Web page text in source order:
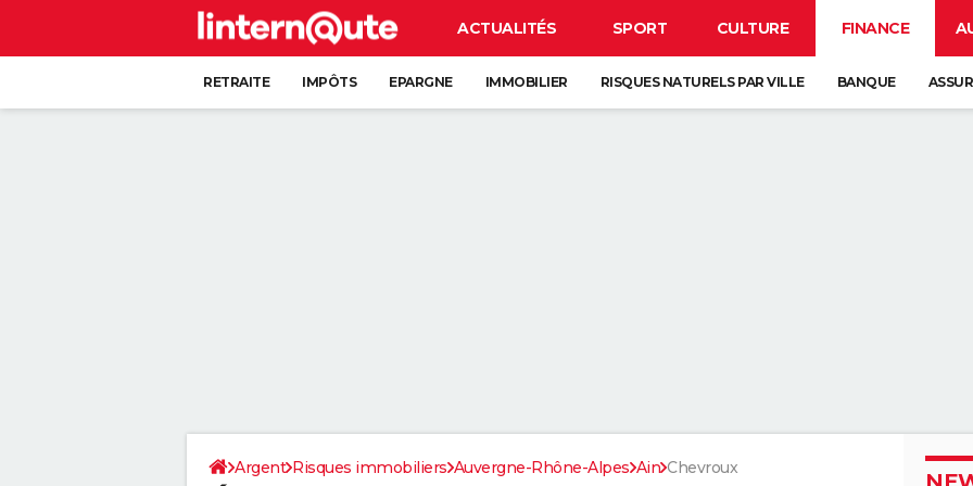
ACTUALITÉS SPORT CULTURE FINANCE
RETRAITE IMPÔTS EPARGNE IMMOBILIER RISQUES NATURELS PAR VILLE BANQUE
Argent Risques immobiliers Auvergne-Rhône-Alpes Ain Chevroux